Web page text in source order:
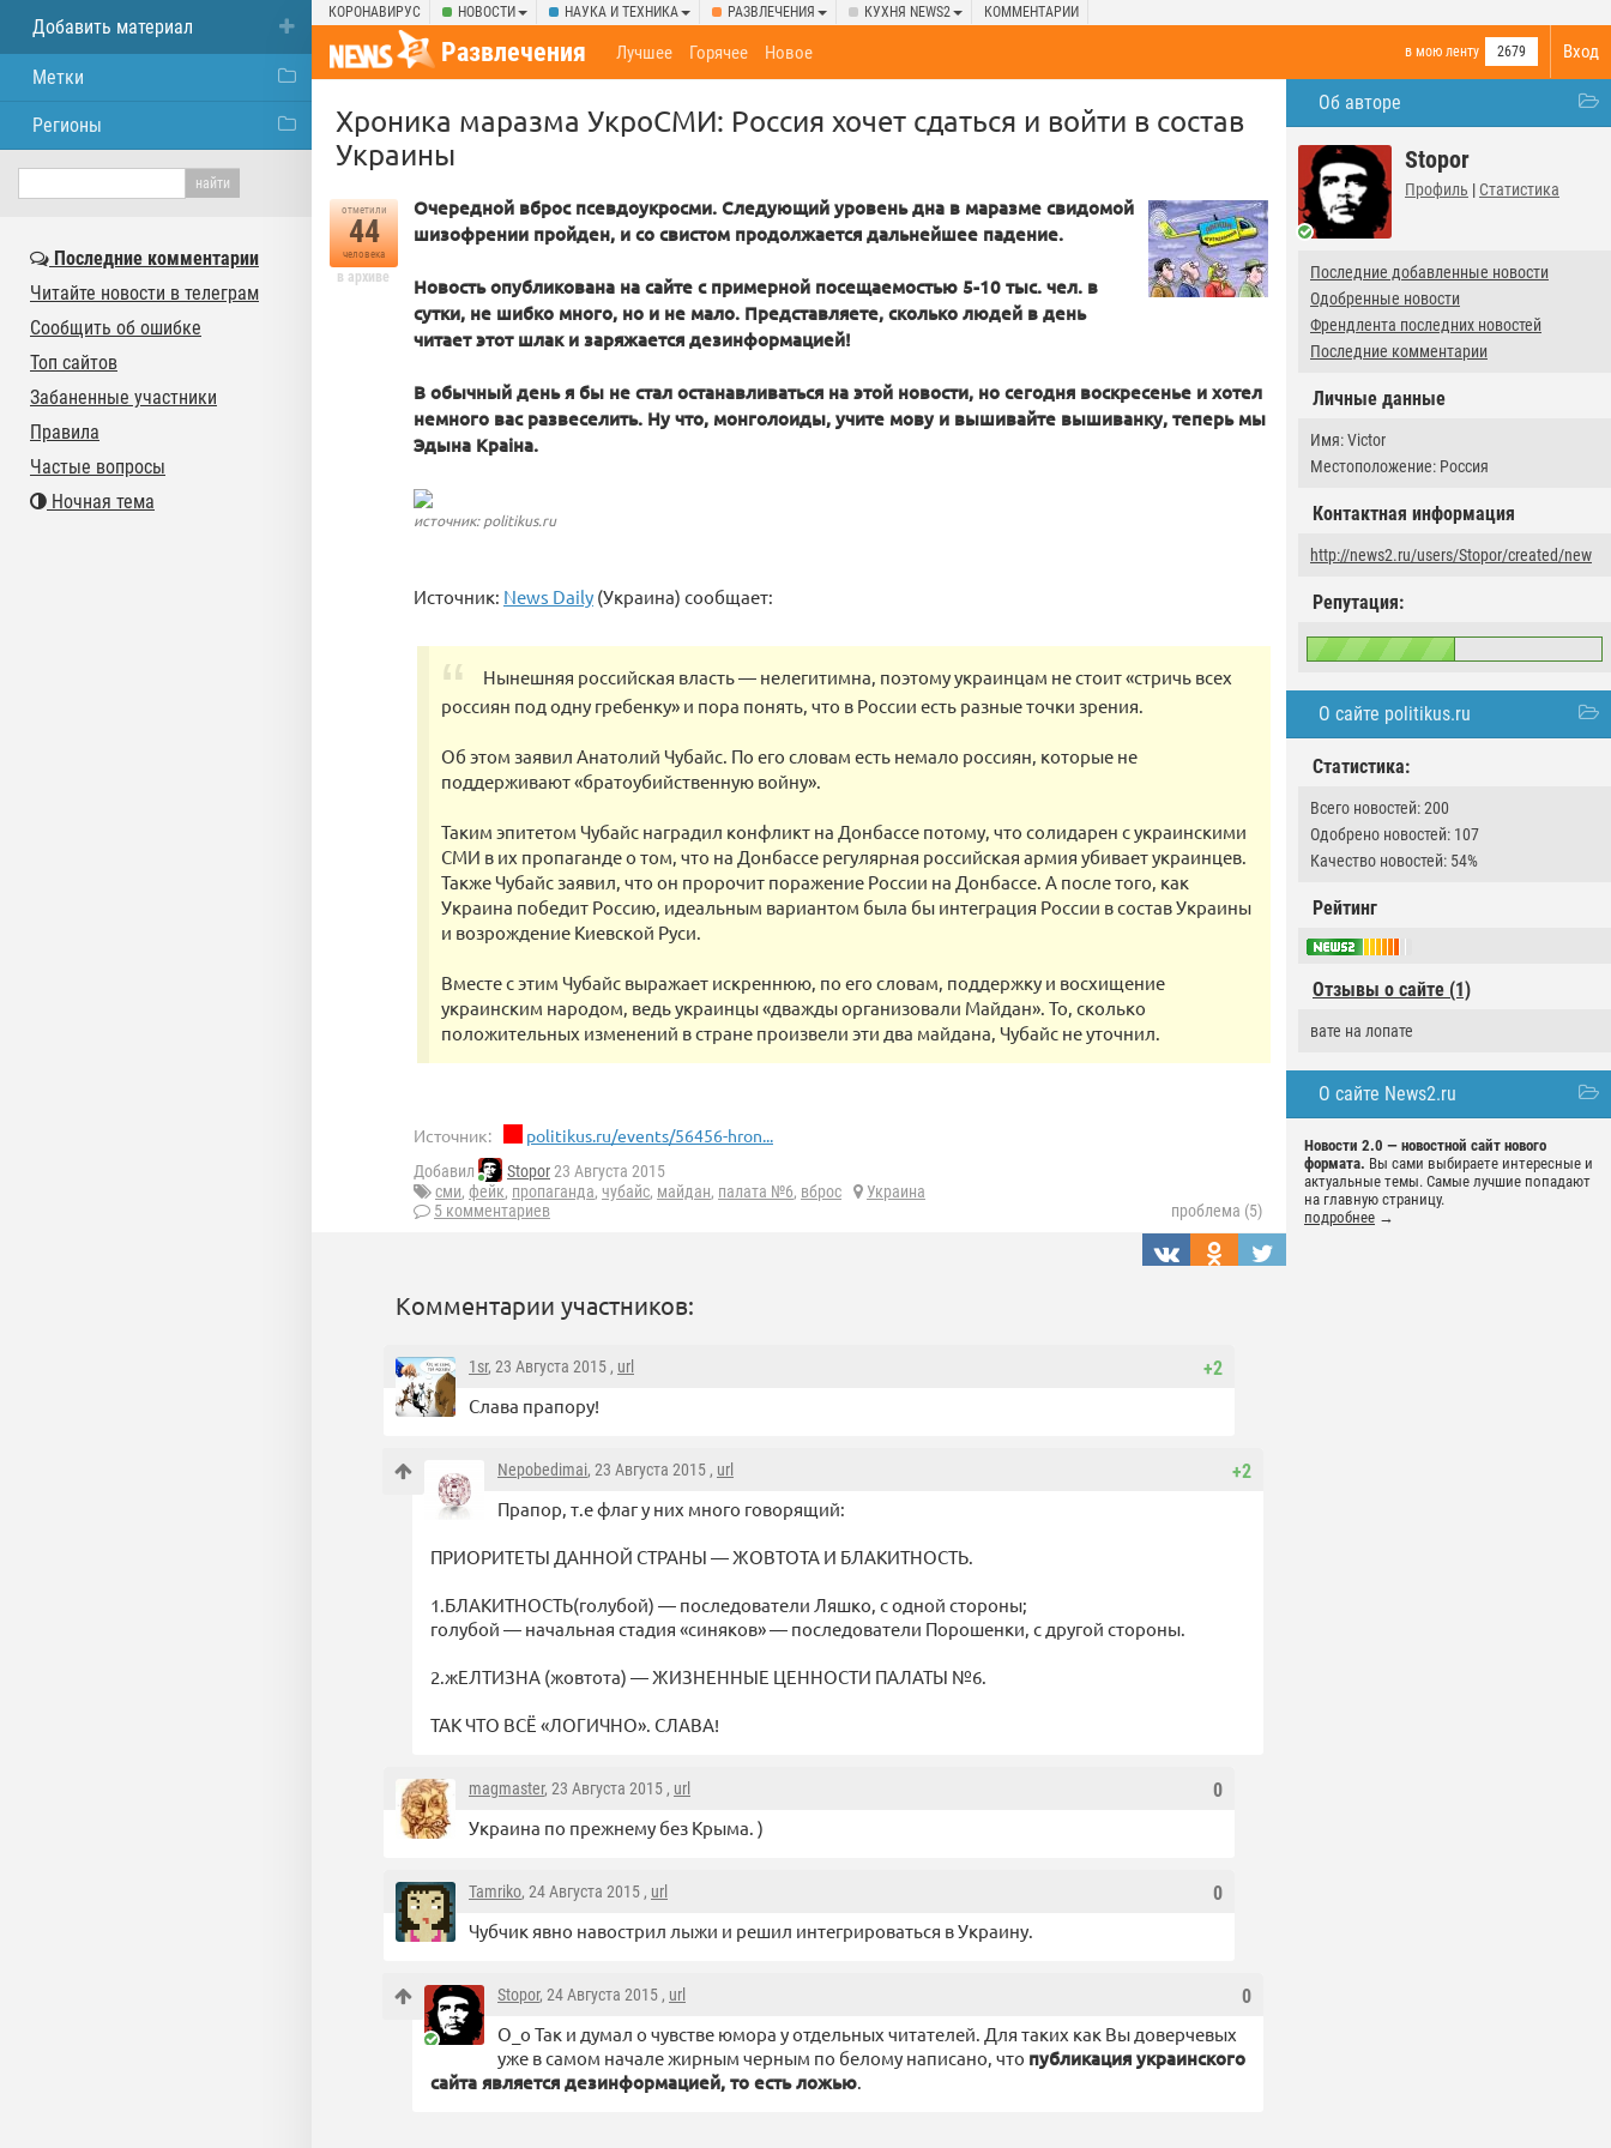
КОРОНАВИРУС НОВОСТИ НАУКА И ТЕХНИКА РАЗВЛЕЧЕНИЯ КУХНЯ NEWS2 КОММЕНТАРИИ
Вход
Развлечения в мою ленту 2679
Лучшее Горячее Новое
Об авторе
Stopor
Профиль | Статистика
Последние добавленные новости
Одобренные новости
Френдлента последних новостей
Последние комментарии
Личные данные
Имя: Victor
Местоположение: Россия
Контактная информация
http://news2.ru/users/Stopor/created/new
Репутация:
О сайте politikus.ru
Статистика:
Всего новостей: 200
Одобрено новостей: 107
Качество новостей: 54%
Рейтинг
Отзывы о сайте (1)
вате на лопате
О сайте News2.ru
Новости 2.0 — новостной сайт нового
формата. Вы сами выбираете интересные и
актуальные темы. Самые лучшие попадают
на главную страницу.
подробнее →
Хроника маразма УкроСМИ: Россия хочет сдаться и войти в состав
Украины
отметили
44
человека
в архиве
Очередной вброс псевдоукросми. Следующий уровень дна в маразме свидомой
шизофрении пройден, и со свистом продолжается дальнейшее падение.
Новость опубликована на сайте с примерной посещаемостью 5-10 тыс. чел. в
сутки, не шибко много, но и не мало. Представляете, сколько людей в день
читает этот шлак и заряжается дезинформацией!
В обычный день я бы не стал останавливаться на этой новости, но сегодня воскресенье и хотел
немного вас развеселить. Ну что, монголоиды, учите мову и вышивайте вышиванку, теперь мы
Эдына Краiна.
источник: politikus.ru
Источник: News Daily (Украина) сообщает:
Нынешняя российская власть — нелегитимна, поэтому украинцам не стоит «стричь всех
россиян под одну гребенку» и пора понять, что в России есть разные точки зрения.
Об этом заявил Анатолий Чубайс. По его словам есть немало россиян, которые не
поддерживают «братоубийственную войну».
Таким эпитетом Чубайс наградил конфликт на Донбассе потому, что солидарен с украинскими
СМИ в их пропаганде о том, что на Донбассе регулярная российская армия убивает украинцев.
Также Чубайс заявил, что он пророчит поражение России на Донбассе. А после того, как
Украина победит Россию, идеальным вариантом была бы интеграция России в состав Украины
и возрождение Киевской Руси.
Вместе с этим Чубайс выражает искреннюю, по его словам, поддержку и восхищение
украинским народом, ведь украинцы «дважды организовали Майдан». То, сколько
положительных изменений в стране произвели эти два майдана, Чубайс не уточнил.
Источник: politikus.ru/events/56456-hron...
Добавил Stopor23 Августа 2015
сми, фейк, пропаганда, чубайс, майдан, палата №6, вброс
Украина
5 комментариев
проблема (5)
Комментарии участников:
+2
1sr, 23 Августа 2015 , url
Слава прапору!
+2
Nepobedimai, 23 Августа 2015 , url
Прапор, т.е флаг у них много говорящий:
ПРИОРИТЕТЫ ДАННОЙ СТРАНЫ — ЖОВТОТА И БЛАКИТНОСТЬ.
1.БЛАКИТНОСТЬ(голубой) — последователи Ляшко, с одной стороны;
голубой — начальная стадия «синяков» — последователи Порошенки, с другой стороны.
2.жЕЛТИЗНА (жовтота) — ЖИЗНЕННЫЕ ЦЕННОСТИ ПАЛАТЫ №6.
ТАК ЧТО ВСЁ «ЛОГИЧНО». СЛАВА!
0
magmaster, 23 Августа 2015 , url
Украина по прежнему без Крыма. )
0
Tamriko, 24 Августа 2015 , url
Чубчик явно навострил лыжи и решил интегрироваться в Украину.
0
Stopor, 24 Августа 2015 , url
О_о Так и думал о чувстве юмора у отдельных читателей. Для таких как Вы доверчевых
уже в самом начале жирным черным по белому написано, что публикация украинского
сайта является дезинформацией, то есть ложью.
Добавить материал
Метки
Регионы
Последние комментарии
Читайте новости в телеграм
Сообщить об ошибке
Топ сайтов
Забаненные участники
Правила
Частые вопросы
Ночная тема